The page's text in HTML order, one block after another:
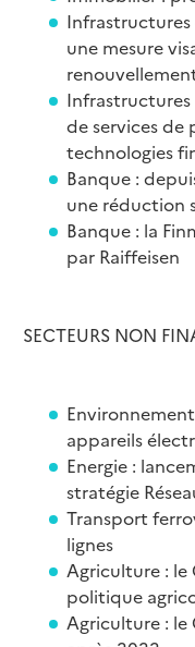
Infrastructures
une mesure
Infrastructures
de services de
technologies
Banque :
une réduction
Banque : la
par Raiffeisen
SECTEURS NON
appareils
Energie :
stratégie
Transport
lignes
Agriculture : le
politique
Agriculture : le